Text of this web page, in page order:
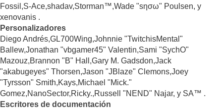
Fossil,S-Ace,shadav,Storman™,Wade "sησω" Poulsen, y
xenovanis .
Personalizadores
Diego Andrés,GL700Wing,Johnnie "TwitchisMental"
Ballew,Jonathan "vbgamer45" Valentin,Sami "SychO"
Mazouz,Brannon "B" Hall,Gary M. Gadsdon,Jack
"akabugeyes" Thorsen,Jason "JBlaze" Clemons,Joey
"Tyrsson" Smith,Kays,Michael "Mick."
Gomez,NanoSector,Ricky.,Russell "NEND" Najar, y SA™ .
Escritores de documentación